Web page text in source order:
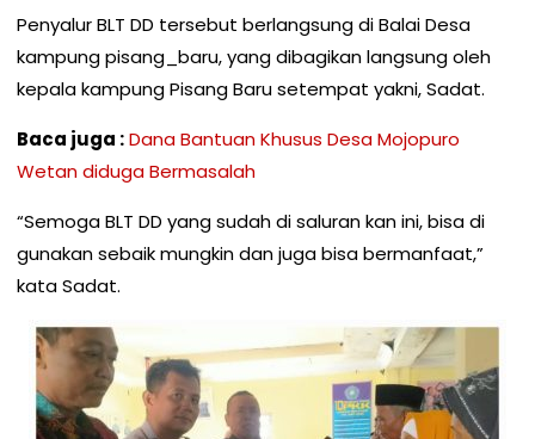
Penyalur BLT DD tersebut berlangsung di Balai Desa
kampung pisang_baru, yang dibagikan langsung oleh
kepala kampung Pisang Baru setempat yakni, Sadat.
Baca juga :Dana Bantuan Khusus Desa Mojopuro
Wetan diduga Bermasalah
“Semoga BLT DD yang sudah di saluran kan ini, bisa di
gunakan sebaik mungkin dan juga bisa bermanfaat,”
kata Sadat.